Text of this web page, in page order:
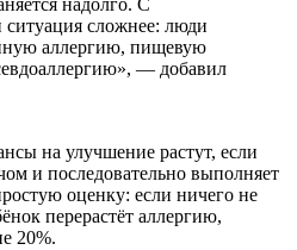
надолго. С
сложнее: люди
аллергию, пищевую
— добавил
на улучшение растут, если
и последовательно выполняет
оценку: если ничего не
перерастёт аллергию,
20%.